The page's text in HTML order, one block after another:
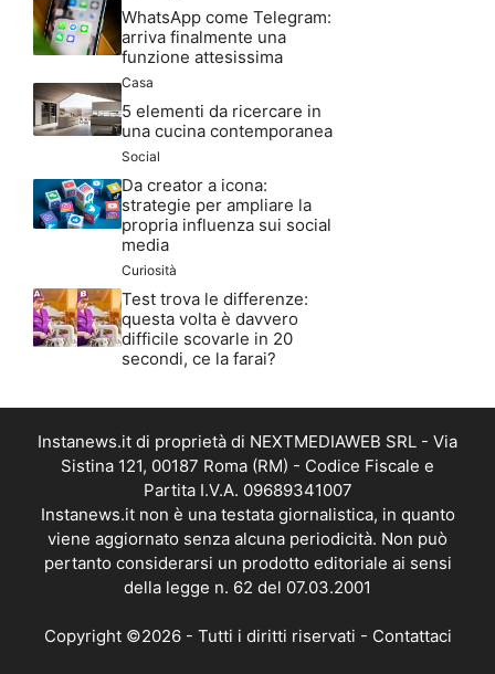
WhatsApp come Telegram:
arriva finalmente una
funzione attesissima
Casa
5 elementi da ricercare in
una cucina contemporanea
Social
Da creator a icona:
strategie per ampliare la
propria influenza sui social
media
Curiosità
Test trova le differenze:
questa volta è davvero
difficile scovarle in 20
secondi, ce la farai?
Instanews.it di proprietà di NEXTMEDIAWEB SRL - Via
Sistina 121, 00187 Roma (RM) - Codice Fiscale e
Partita I.V.A. 09689341007
Instanews.it non è una testata giornalistica, in quanto
viene aggiornato senza alcuna periodicità. Non può
pertanto considerarsi un prodotto editoriale ai sensi
della legge n. 62 del 07.03.2001
Copyright ©2026 - Tutti i diritti riservati - Contattaci